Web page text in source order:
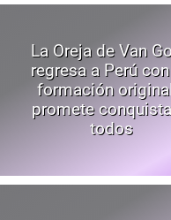
La Oreja de Van
regresa a Perú
formación
promete
todos